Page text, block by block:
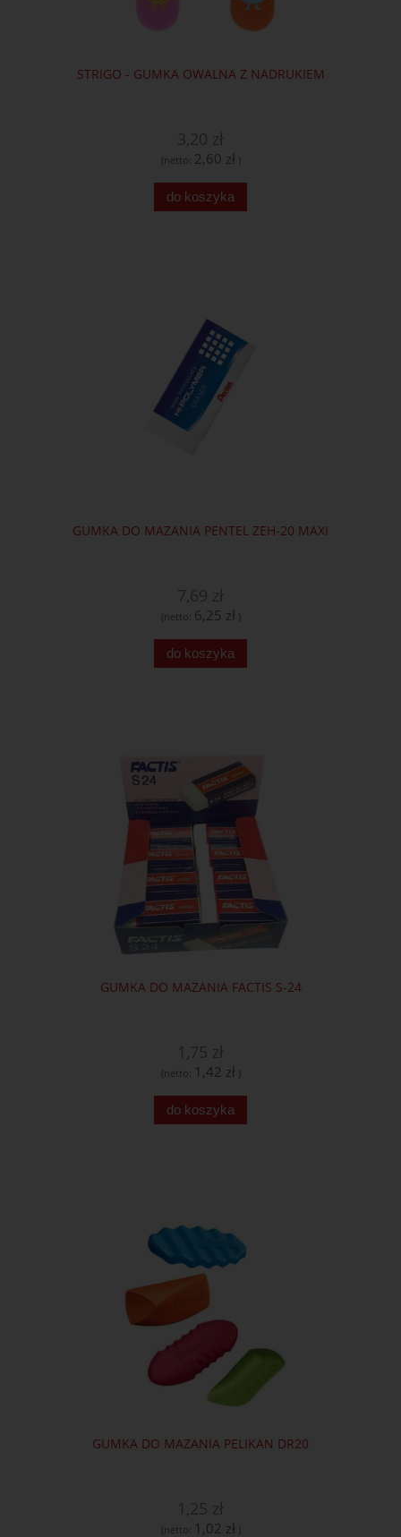
STRIGO - GUMKA OWALNA Z NADRUKIEM
(netto: 2,60 zł )
do koszyka
GUMKA DO MAZANIA PENTEL ZEH-20 MAXI
(netto: 6,25 zł )
do koszyka
GUMKA DO MAZANIA FACTIS S-24
(netto: 1,42 zł )
do koszyka
GUMKA DO MAZANIA PELIKAN DR20
(netto: 1,02 zł )